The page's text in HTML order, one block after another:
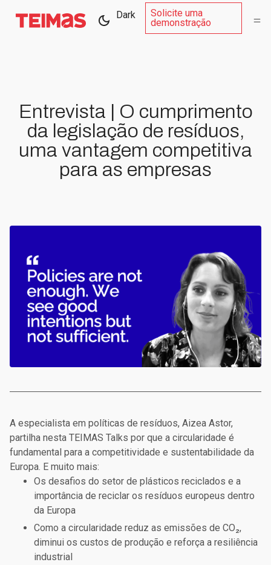
Solicite uma
demonstração
Dark
Entrevista | O cumprimento
da legislação de resíduos,
uma vantagem competitiva
para as empresas
A especialista em políticas de resíduos, Aizea Astor,
partilha nesta TEIMAS Talks por que a circularidade é
fundamental para a competitividade e sustentabilidade da
Europa. E muito mais:
Os desafios do setor de plásticos reciclados e a
importância de reciclar os resíduos europeus dentro
da Europa
Como a circularidade reduz as emissões de CO₂,
diminui os custos de produção e reforça a resiliência
industrial